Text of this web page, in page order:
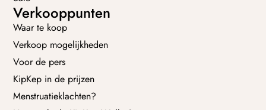
Verkooppunten
Waar te koop
Verkoop mogelijkheden
Voor de pers
KipKep in de prijzen
Menstruatieklachten?